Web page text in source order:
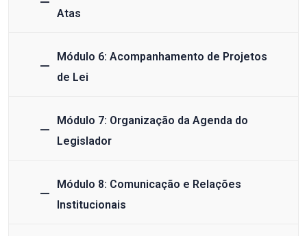
Atas
Módulo 6: Acompanhamento de Projetos
de Lei
Módulo 7: Organização da Agenda do
Legislador
Módulo 8: Comunicação e Relações
Institucionais